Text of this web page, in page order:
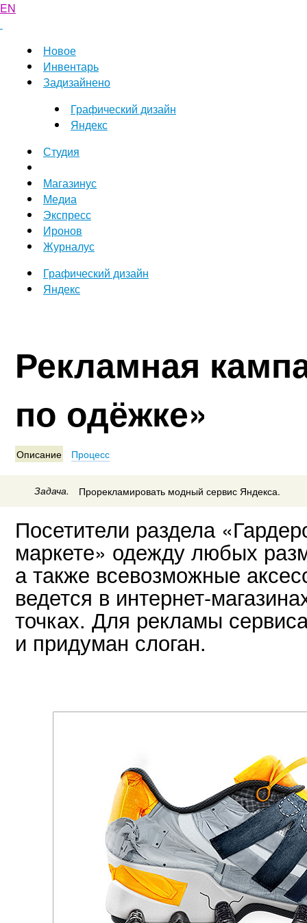
EN
Новое
Инвентарь
Задизайнено
Графический дизайн
Яндекс
Студия
Магазинус
Медиа
Экспресс
Иронов
Журналус
Графический дизайн
Яндекс
Рекламная
по одёжке»
Описание Процесс
Задача. Прорекламировать модный сервис Яндекса.
Посетители раздела
маркете» одежду любых
а также всевозможные
ведется в интернет-
точках. Для рекламы
и придуман слоган.